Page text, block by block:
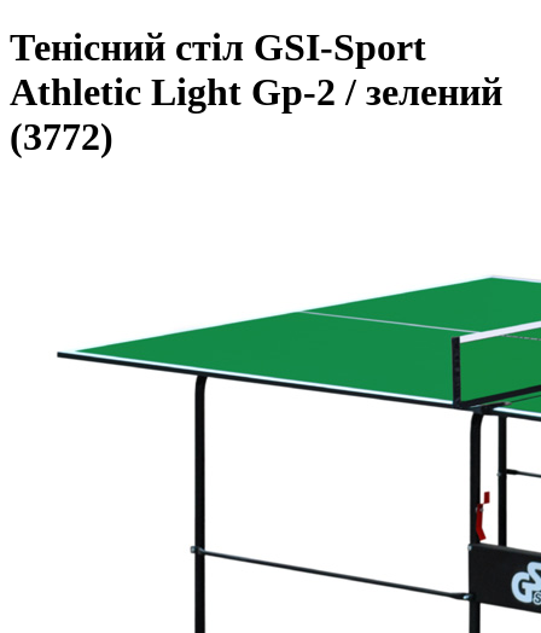
Тенісний стіл GSI-Sport
Athletic Light Gp-2 / зелений
(3772)